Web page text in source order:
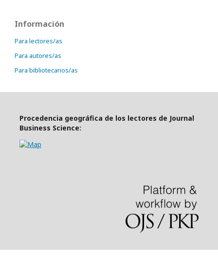
Información
Para lectores/as
Para autores/as
Para bibliotecarios/as
Procedencia geográfica de los lectores de Journal
Business Science: